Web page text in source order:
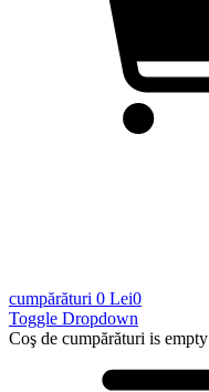
cumpărături 0 Lei0
Toggle Dropdown
Coş de cumpărături is empty